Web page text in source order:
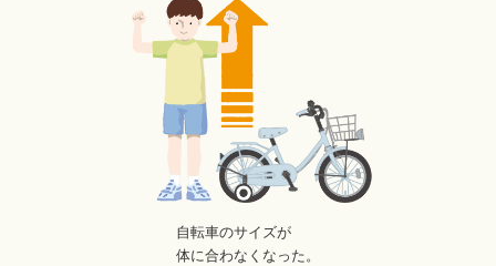
自転車のサイズが
体に合わなくなった。